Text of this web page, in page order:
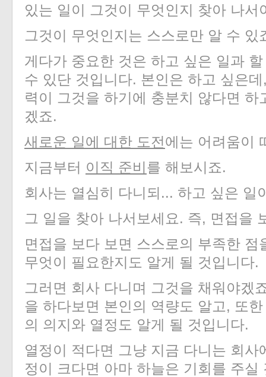
있는 일이 그것이 무엇인지 찾아 나서
그것이 무엇인지는 스스로만 알 수 있
게다가 중요한 것은 하고 싶은 일과
수 있단 것입니다. 본인은 하고 싶은데
력이 그것을 하기에 충분치 않다면
겠죠.
새로운 일에 대한 도전에는 어려움이
지금부터 이직 준비 를 해보시죠.
회사는 열심히 다니되 ... 하고 싶은 일
그 일을 찾아 나서보세요 . 즉, 면접을
면접을 보다 보면 스스로의 부족한 점
무엇이 필요한지도 알게 될 것입니다.
그러면 회사 다니며 그것을 채워야겠
을 하다보면 본인의 역량도 알고 , 또
의 의지와 열정도 알게 될 것입니다.
열정이 적다면 그냥 지금 다니는 회사
정이 크다면 아마 하늘은 기회를 주실